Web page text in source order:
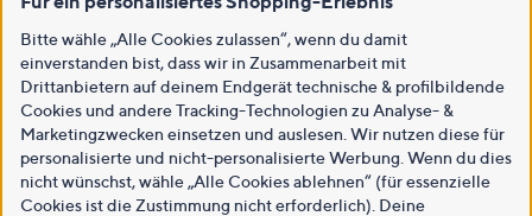
Bitte wähle „Alle Cookies zulassen“, wenn du damit
einverstanden bist, dass wir in Zusammenarbeit mit
Drittanbietern auf deinem Endgerät technische & profilbildende
Cookies und andere Tracking-Technologien zu Analyse- &
Marketingzwecken einsetzen und auslesen. Wir nutzen diese für
personalisierte und nicht-personalisierte Werbung. Wenn du dies
nicht wünschst, wähle „Alle Cookies ablehnen“ (für essenzielle
Cookies ist die Zustimmung nicht erforderlich). Deine